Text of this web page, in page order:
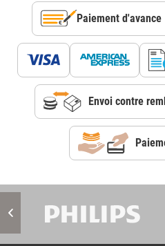
Paiement d'avance
Envoi contre